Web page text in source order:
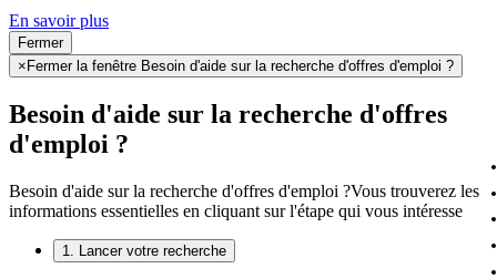
En savoir plus
Fermer
× Fermer la fenêtre Besoin d'aide sur la recherche d'offres d'emploi ?
Besoin d'aide sur la recherche d'offres
d'emploi ?
Besoin d'aide sur la recherche d'offres d'emploi ?Vous trouverez les
informations essentielles en cliquant sur l'étape qui vous intéresse
1. Lancer votre recherche